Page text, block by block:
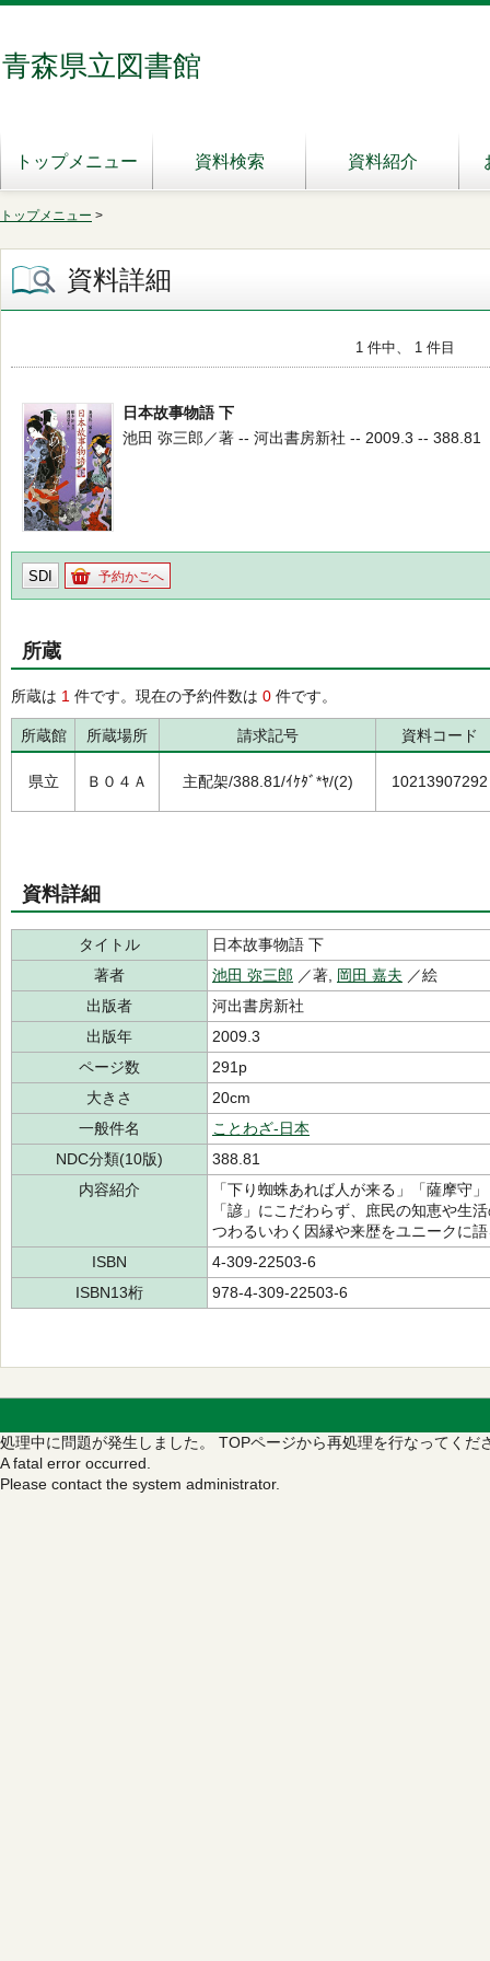
青森県立図書館
トップメニュー 資料検索 資料紹介
トップメニュー >
資料詳細
1 件中、 1 件目
日本故事物語 下
池田 弥三郎／著 -- 河出書房新社 -- 2009.3 -- 388.81
SDI 予約かごへ
所蔵
所蔵は 1 件です。現在の予約件数は 0 件です。
所蔵館 所蔵場所 請求記号 資料コード
県立 Ｂ０４Ａ 主配架/388.81/ｲｹﾀﾞ*ﾔ/(2) 10213907292
資料詳細
タイトル
日本故事物語 下
著者
池田 弥三郎 ／著, 岡田 嘉夫 ／絵
出版者
河出書房新社
出版年
2009.3
ページ数
291p
大きさ
20cm
一般件名
ことわざ-日本
NDC分類(10版)
388.81
内容紹介
「下り蜘蛛あれば人が来る」「薩摩守
「諺」にこだわらず、庶民の知恵や生
つわるいわく因縁や来歴をユニークに
ISBN
4-309-22503-6
ISBN13桁
978-4-309-22503-6
処理中に問題が発生しました。 TOPページから再処理を行なってくだ
A fatal error occurred.
Please contact the system administrator.